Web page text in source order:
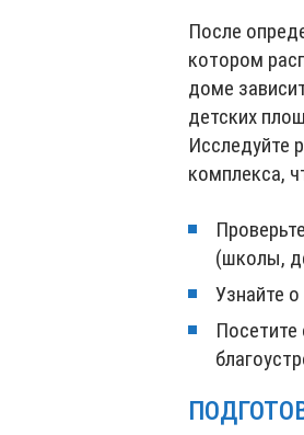
После
котором
доме
детских
Исследуйте
комплекса,
(школы,
Узнайте